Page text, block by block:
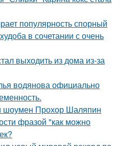
популярность спорный
в сочетании с очень
выходить из дома из-за
водянова официально
шоумен Прохор Шаляпин
фразой "как можно